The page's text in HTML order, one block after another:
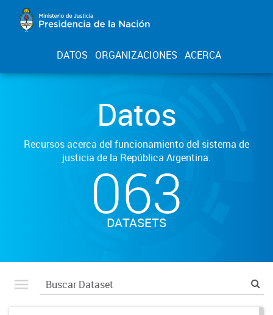
DATOS ORGANIZACIONES ACERCA
Datos
Recursos acerca del funcionamiento del sistema de
justicia de la República Argentina.
063
DATASETS